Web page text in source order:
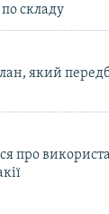
складу
який
про